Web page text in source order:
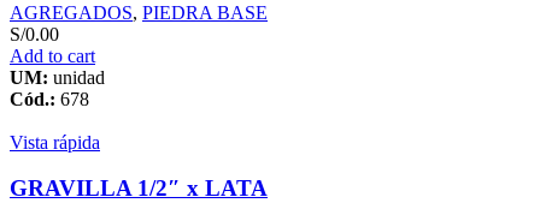
AGREGADOS, PIEDRA BASE
S/0.00
Add to cart
UM: unidad
Cód.: 678
Vista rápida
GRAVILLA 1/2″ x LATA